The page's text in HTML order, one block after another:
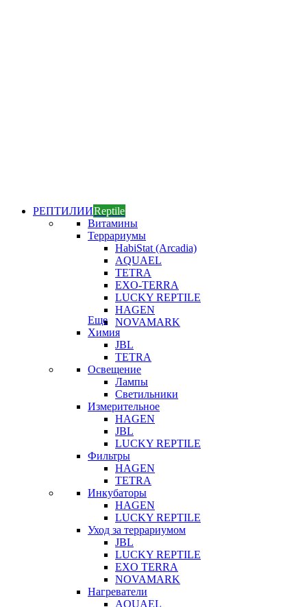
РЕПТИЛИИReptile
Витамины
Террариумы
HabiStat (Arcadia)
AQUAEL
TETRA
EXO-TERRA
LUCKY REPTILE
HAGEN
NOVAMARK
Еще
Химия
JBL
TETRA
Освещение
Лампы
Светильники
Измерительное
HAGEN
JBL
LUCKY REPTILE
Фильтры
HAGEN
TETRA
Инкубаторы
HAGEN
LUCKY REPTILE
Уход за террариумом
JBL
LUCKY REPTILE
EXO TERRA
NOVAMARK
Нагреватели
AQUAEL